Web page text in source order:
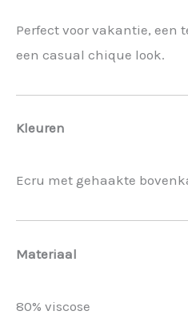
Perfect voor vakantie, een
een casual chique look.
Kleuren
Ecru met gehaakte
Materiaal
80% viscose